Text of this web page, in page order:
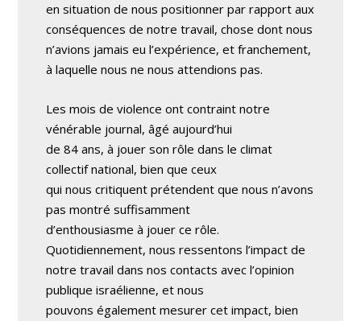
en situation de nous positionner par rapport aux
conséquences de notre travail, chose dont nous
n’avions jamais eu l’expérience, et franchement,
à laquelle nous ne nous attendions pas.
Les mois de violence ont contraint notre
vénérable journal, âgé aujourd’hui
de 84 ans, à jouer son rôle dans le climat
collectif national, bien que ceux
qui nous critiquent prétendent que nous n’avons
pas montré suffisamment
d’enthousiasme à jouer ce rôle.
Quotidiennement, nous ressentons l’impact de
notre travail dans nos contacts avec l’opinion
publique israélienne, et nous
pouvons également mesurer cet impact, bien